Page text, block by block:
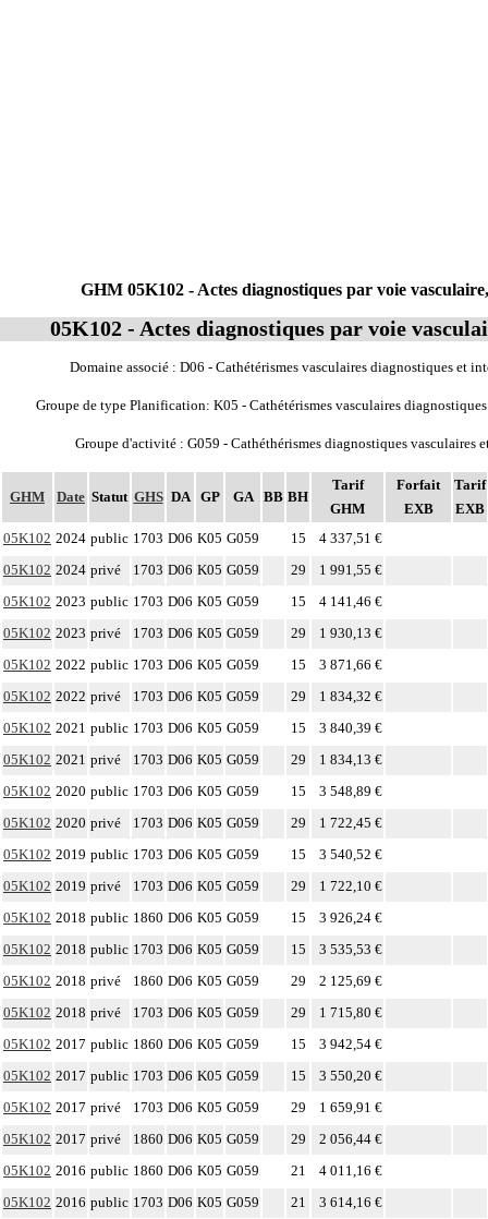
GHM Date Statut GHS DA GP GA BB BH
Tarif
GHM
Forfait
EXB
Tarif
EXB
05K102 2024 public 1703 D06 K05 G059 15
4 337,51 €
05K102 2024 privé 1703 D06 K05 G059 29
1 991,55 €
05K102 2023 public 1703 D06 K05 G059 15
4 141,46 €
05K102 2023 privé 1703 D06 K05 G059 29
1 930,13 €
05K102 2022 public 1703 D06 K05 G059 15
3 871,66 €
05K102 2022 privé 1703 D06 K05 G059 29
1 834,32 €
05K102 2021 public 1703 D06 K05 G059 15
3 840,39 €
05K102 2021 privé 1703 D06 K05 G059 29
1 834,13 €
05K102 2020 public 1703 D06 K05 G059 15
3 548,89 €
05K102 2020 privé 1703 D06 K05 G059 29
1 722,45 €
05K102 2019 public 1703 D06 K05 G059 15
3 540,52 €
05K102 2019 privé 1703 D06 K05 G059 29
1 722,10 €
05K102 2018 public 1860 D06 K05 G059 15
3 926,24 €
05K102 2018 public 1703 D06 K05 G059 15
3 535,53 €
05K102 2018 privé 1860 D06 K05 G059 29
2 125,69 €
05K102 2018 privé 1703 D06 K05 G059 29
1 715,80 €
05K102 2017 public 1860 D06 K05 G059 15
3 942,54 €
05K102 2017 public 1703 D06 K05 G059 15
3 550,20 €
05K102 2017 privé 1703 D06 K05 G059 29
1 659,91 €
05K102 2017 privé 1860 D06 K05 G059 29
2 056,44 €
05K102 2016 public 1860 D06 K05 G059 21
4 011,16 €
05K102 2016 public 1703 D06 K05 G059 21
3 614,16 €
GHM 05K102 - Actes diagnostiques par voie
05K102 - Actes diagnostiques par voie
Domaine associé : D06 - Cathétérismes vasculaires diagnostiques et
Groupe de type Planification: K05 - Cathétérismes vasculaires
Groupe d'activité : G059 - Cathéthérismes diagnostiques vasculaires